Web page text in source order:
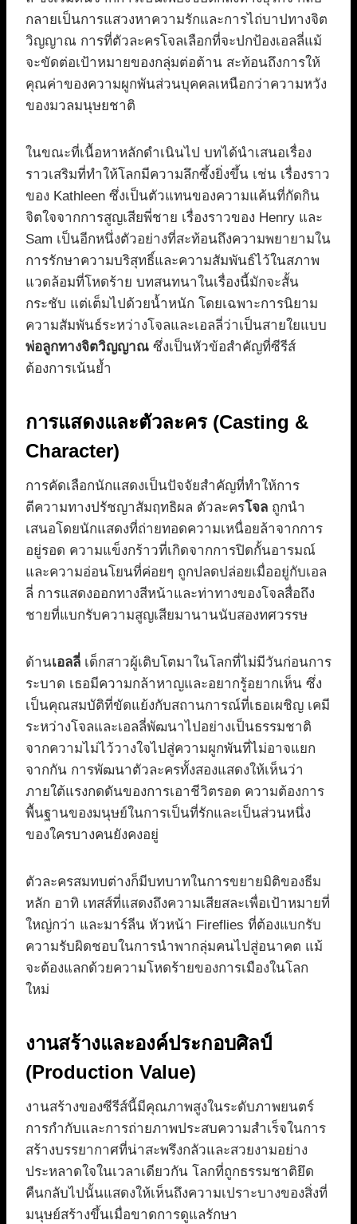
กลายเป็นการแสวงหาความรักและการไถ่บาปทางจิต
วิญญาณ การที่ตัวละครโจลเลือกที่จะปกป้องเอลลี่แม้
จะขัดต่อเป้าหมายของกลุ่มต่อต้าน สะท้อนถึงการให้
คุณค่าของความผูกพันส่วนบุคคลเหนือกว่าความหวัง
ของมวลมนุษยชาติ
ในขณะที่เนื้อหาหลักดำเนินไป บทได้นำเสนอเรื่อง
ราวเสริมที่ทำให้โลกมีความลึกซึ้งยิ่งขึ้น เช่น เรื่องราว
ของ Kathleen ซึ่งเป็นตัวแทนของความแค้นที่กัดกิน
จิตใจจากการสูญเสียพี่ชาย เรื่องราวของ Henry และ
Sam เป็นอีกหนึ่งตัวอย่างที่สะท้อนถึงความพยายามใน
การรักษาความบริสุทธิ์และความสัมพันธ์ไว้ในสภาพ
แวดล้อมที่โหดร้าย บทสนทนาในเรื่องนี้มักจะสั้น
กระชับ แต่เต็มไปด้วยน้ำหนัก โดยเฉพาะการนิยาม
ความสัมพันธ์ระหว่างโจลและเอลลี่ว่าเป็นสายใยแบบ
พ่อลูกทางจิตวิญญาณ ซึ่งเป็นหัวข้อสำคัญที่ซีรีส์
ต้องการเน้นย้ำ
การแสดงและตัวละคร (Casting &
Character)
การคัดเลือกนักแสดงเป็นปัจจัยสำคัญที่ทำให้การ
ตีความทางปรัชญาสัมฤทธิผล ตัวละครโจล ถูกนำ
เสนอโดยนักแสดงที่ถ่ายทอดความเหนื่อยล้าจากการ
อยู่รอด ความแข็งกร้าวที่เกิดจากการปิดกั้นอารมณ์
และความอ่อนโยนที่ค่อยๆ ถูกปลดปล่อยเมื่ออยู่กับเอล
ลี่ การแสดงออกทางสีหน้าและท่าทางของโจลสื่อถึง
ชายที่แบกรับความสูญเสียมานานนับสองทศวรรษ
ด้านเอลลี่ เด็กสาวผู้เติบโตมาในโลกที่ไม่มีวันก่อนการ
ระบาด เธอมีความกล้าหาญและอยากรู้อยากเห็น ซึ่ง
เป็นคุณสมบัติที่ขัดแย้งกับสถานการณ์ที่เธอเผชิญ เคมี
ระหว่างโจลและเอลลี่พัฒนาไปอย่างเป็นธรรมชาติ
จากความไม่ไว้วางใจไปสู่ความผูกพันที่ไม่อาจแยก
จากกัน การพัฒนาตัวละครทั้งสองแสดงให้เห็นว่า
ภายใต้แรงกดดันของการเอาชีวิตรอด ความต้องการ
พื้นฐานของมนุษย์ในการเป็นที่รักและเป็นส่วนหนึ่ง
ของใครบางคนยังคงอยู่
ตัวละครสมทบต่างก็มีบทบาทในการขยายมิติของธีม
หลัก อาทิ เทสส์ที่แสดงถึงความเสียสละเพื่อเป้าหมายที่
ใหญ่กว่า และมาร์ลีน หัวหน้า Fireflies ที่ต้องแบกรับ
ความรับผิดชอบในการนำพากลุ่มคนไปสู่อนาคต แม้
จะต้องแลกด้วยความโหดร้ายของการเมืองในโลก
ใหม่
งานสร้างและองค์ประกอบศิลป์
(Production Value)
งานสร้างของซีรีส์นี้มีคุณภาพสูงในระดับภาพยนตร์
การกำกับและการถ่ายภาพประสบความสำเร็จในการ
สร้างบรรยากาศที่น่าสะพรึงกลัวและสวยงามอย่าง
ประหลาดใจในเวลาเดียวกัน โลกที่ถูกธรรมชาติยึด
คืนกลับไปนั้นแสดงให้เห็นถึงความเปราะบางของสิ่งที่
มนุษย์สร้างขึ้นเมื่อขาดการดูแลรักษา